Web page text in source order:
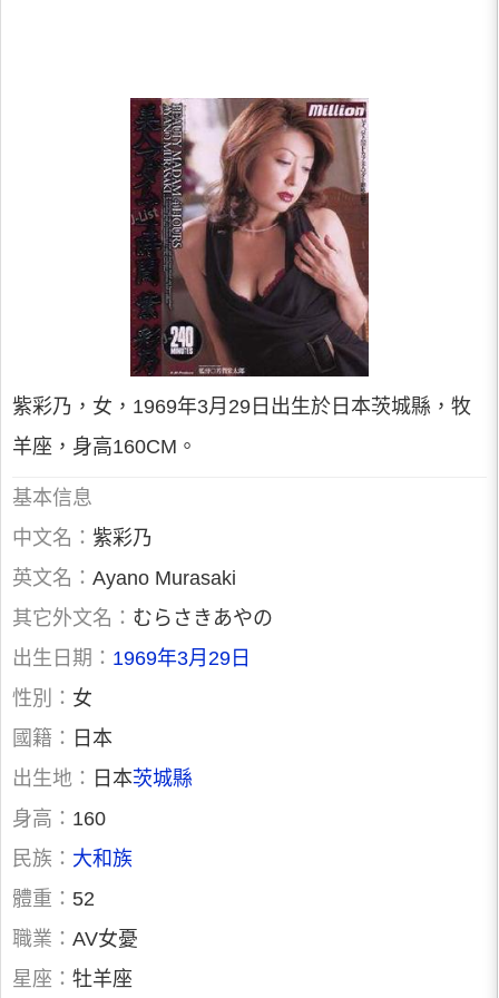
紫彩乃，女，1969年3月29日出生於日本茨城縣，牧
羊座，身高160CM。
基本信息
中文名： 紫彩乃
英文名： Ayano Murasaki
其它外文名： むらさきあやの
出生日期： 1969年3月29日
性別： 女
國籍： 日本
出生地： 日本茨城縣
身高： 160
民族： 大和族
體重： 52
職業： AV女憂
星座： 牡羊座